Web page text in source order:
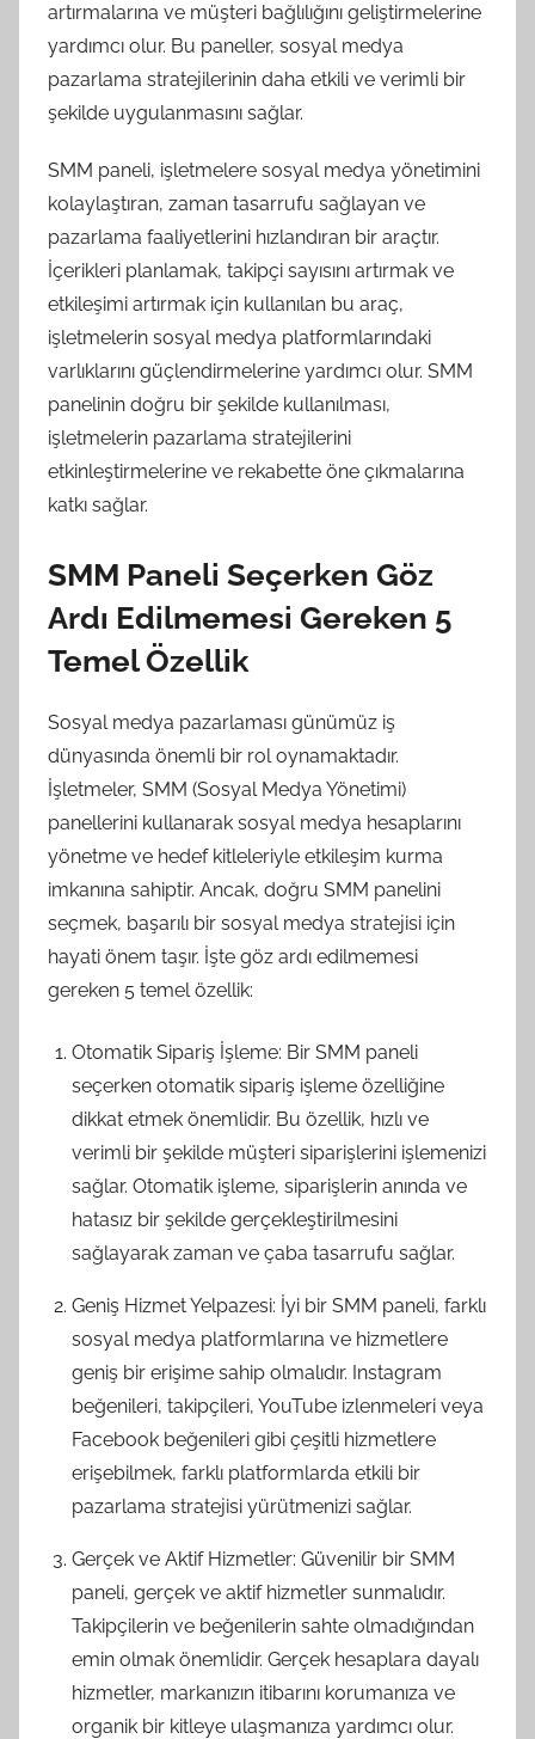
artırmalarına ve müşteri bağlılığını geliştirmelerine
yardımcı olur. Bu paneller, sosyal medya
pazarlama stratejilerinin daha etkili ve verimli bir
şekilde uygulanmasını sağlar.
SMM paneli, işletmelere sosyal medya yönetimini
kolaylaştıran, zaman tasarrufu sağlayan ve
pazarlama faaliyetlerini hızlandıran bir araçtır.
İçerikleri planlamak, takipçi sayısını artırmak ve
etkileşimi artırmak için kullanılan bu araç,
işletmelerin sosyal medya platformlarındaki
varlıklarını güçlendirmelerine yardımcı olur. SMM
panelinin doğru bir şekilde kullanılması,
işletmelerin pazarlama stratejilerini
etkinleştirmelerine ve rekabette öne çıkmalarına
katkı sağlar.
SMM Paneli Seçerken Göz
Ardı Edilmemesi Gereken 5
Temel Özellik
Sosyal medya pazarlaması günümüz iş
dünyasında önemli bir rol oynamaktadır.
İşletmeler, SMM (Sosyal Medya Yönetimi)
panellerini kullanarak sosyal medya hesaplarını
yönetme ve hedef kitleleriyle etkileşim kurma
imkanına sahiptir. Ancak, doğru SMM panelini
seçmek, başarılı bir sosyal medya stratejisi için
hayati önem taşır. İşte göz ardı edilmemesi
gereken 5 temel özellik:
Otomatik Sipariş İşleme: Bir SMM paneli
seçerken otomatik sipariş işleme özelliğine
dikkat etmek önemlidir. Bu özellik, hızlı ve
verimli bir şekilde müşteri siparişlerini işlemenizi
sağlar. Otomatik işleme, siparişlerin anında ve
hatasız bir şekilde gerçekleştirilmesini
sağlayarak zaman ve çaba tasarrufu sağlar.
Geniş Hizmet Yelpazesi: İyi bir SMM paneli, farklı
sosyal medya platformlarına ve hizmetlere
geniş bir erişime sahip olmalıdır. Instagram
beğenileri, takipçileri, YouTube izlenmeleri veya
Facebook beğenileri gibi çeşitli hizmetlere
erişebilmek, farklı platformlarda etkili bir
pazarlama stratejisi yürütmenizi sağlar.
Gerçek ve Aktif Hizmetler: Güvenilir bir SMM
paneli, gerçek ve aktif hizmetler sunmalıdır.
Takipçilerin ve beğenilerin sahte olmadığından
emin olmak önemlidir. Gerçek hesaplara dayalı
hizmetler, markanızın itibarını korumanıza ve
organik bir kitleye ulaşmanıza yardımcı olur.